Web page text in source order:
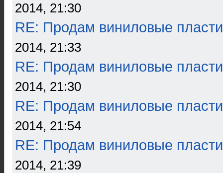
2014, 21:30
RE: Продам виниловые
2014, 21:33
RE: Продам виниловые
2014, 21:30
RE: Продам виниловые
2014, 21:54
RE: Продам виниловые
2014, 21:39